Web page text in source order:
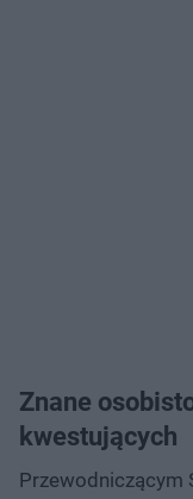
Znane
kwestujących
Przewodniczącym